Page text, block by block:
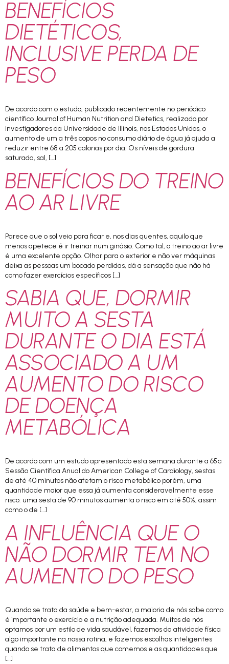
BENEFÍCIOS
DIETÉTICOS,
INCLUSIVE PERDA DE
PESO
De acordo com o estudo, publicado recentemente no periódico
científico Journal of Human Nutrition and Dietetics, realizado por
investigadores da Universidade de Illinois, nos Estados Unidos, o
aumento de um a três copos no consumo diário de água já ajuda a
reduzir entre 68 a 205 calorias por dia. Os níveis de gordura
saturada, sal, […]
BENEFÍCIOS DO TREINO
AO AR LIVRE
Parece que o sol veio para ficar e, nos dias quentes, aquilo que
menos apetece é ir treinar num ginásio. Como tal, o treino ao ar livre
é uma excelente opção. Olhar para o exterior e não ver máquinas
deixa as pessoas um bocado perdidas, dá a sensação que não há
como fazer exercícios específicos […]
SABIA QUE, DORMIR
MUITO A SESTA
DURANTE O DIA ESTÁ
ASSOCIADO A UM
AUMENTO DO RISCO
DE DOENÇA
METABÓLICA
De acordo com um estudo apresentado esta semana durante a 65ª
Sessão Científica Anual do American College of Cardiology, sestas
de até 40 minutos não afetam o risco metabólico porém, uma
quantidade maior que essa já aumenta consideravelmente esse
risco: uma sesta de 90 minutos aumenta o risco em até 50%, assim
como o de […]
A INFLUÊNCIA QUE O
NÃO DORMIR TEM NO
AUMENTO DO PESO
Quando se trata da saúde e bem-estar, a maioria de nós sabe como
é importante o exercício e a nutrição adequada. Muitos de nós
optamos por um estilo de vida saudável, fazemos da atividade física
algo importante na nossa rotina, e fazemos escolhas inteligentes
quando se trata de alimentos que comemos e as quantidades que
[…]